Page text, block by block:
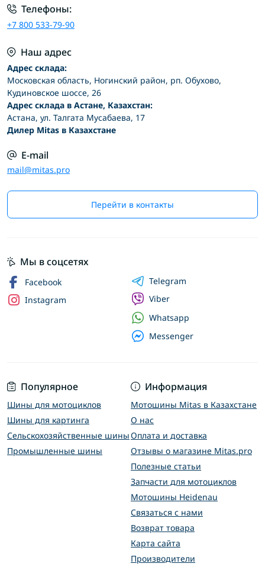
Телефоны:
+7 800 533-79-90
Наш адрес
Адрес склада:
Московская область, Ногинский район, рп. Обухово,
Кудиновское шоссе, 26
Адрес склада в Астане, Казахстан:
Астана, ул. Талгата Мусабаева, 17
Дилер Mitas в Казахстане
E-mail
mail@mitas.pro
Перейти в контакты
Популярное
Шины для мотоциклов
Шины для картинга
Сельскохозяйственные шины
Промышленные шины
Информация
Мотошины Mitas в Казахстане
О нас
Оплата и доставка
Отзывы о магазине Mitas.pro
Полезные статьи
Запчасти для мотоциклов
Мотошины Heidenau
Связаться с нами
Возврат товара
Карта сайта
Производители
Мы в соцсетях
Facebook
Instagram
Telegram
Viber
Whatsapp
Messenger